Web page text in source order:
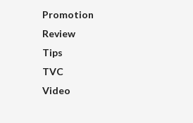
Promotion
Review
Tips
TVC
Video